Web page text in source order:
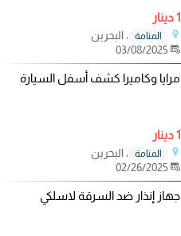
1 دينار
المنامة
، البحرين
مرايا وكاميرا كشف أسفل السيارة
1 دينار
المنامة
، البحرين
جهاز إنذار ضد السرقة لاسلكي